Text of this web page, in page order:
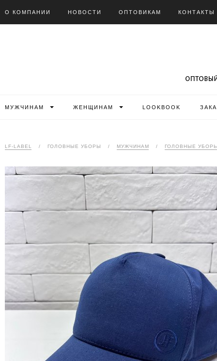
О КОМПАНИИ НОВОСТИ ОПТОВИКАМ КОНТАКТЫ
МУЖЧИНАМ ЖЕНЩИНАМ LOOKBOOK
LF-LABEL / ГОЛОВНЫЕ УБОРЫ / МУЖЧИНАМ / ГОЛОВНЫЕ